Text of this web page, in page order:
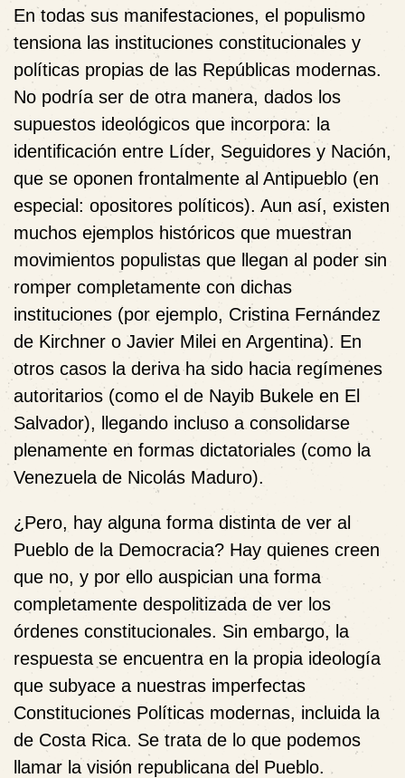
En todas sus manifestaciones, el populismo
tensiona las instituciones constitucionales y
políticas propias de las Repúblicas modernas.
No podría ser de otra manera, dados los
supuestos ideológicos que incorpora: la
identificación entre Líder, Seguidores y Nación,
que se oponen frontalmente al Antipueblo (en
especial: opositores políticos). Aun así, existen
muchos ejemplos históricos que muestran
movimientos populistas que llegan al poder sin
romper completamente con dichas
instituciones (por ejemplo, Cristina Fernández
de Kirchner o Javier Milei en Argentina). En
otros casos la deriva ha sido hacia regímenes
autoritarios (como el de Nayib Bukele en El
Salvador), llegando incluso a consolidarse
plenamente en formas dictatoriales (como la
Venezuela de Nicolás Maduro).
¿Pero, hay alguna forma distinta de ver al
Pueblo de la Democracia? Hay quienes creen
que no, y por ello auspician una forma
completamente despolitizada de ver los
órdenes constitucionales. Sin embargo, la
respuesta se encuentra en la propia ideología
que subyace a nuestras imperfectas
Constituciones Políticas modernas, incluida la
de Costa Rica. Se trata de lo que podemos
llamar la visión republicana del Pueblo.